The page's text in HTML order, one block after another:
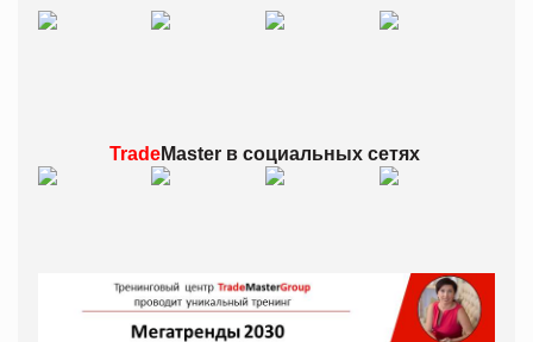
TradeMaster всоциальных сетях